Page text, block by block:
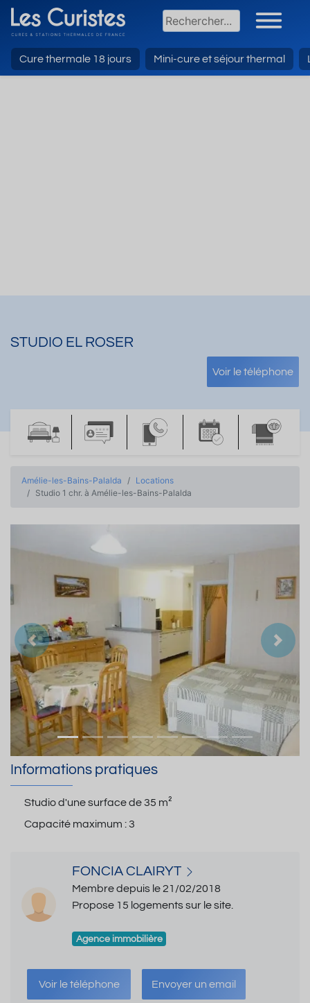
Cure thermale 18 jours Mini-cure et séjour thermal
STUDIO EL ROSER
Voir le téléphone
Amélie-les-Bains-Palalda
Locations
Studio 1 chr. à Amélie-les-Bains-Palalda
Précedent
Informations pratiques
Studio d'une surface de35 m²
Capacité maximum :3
FONCIA CLAIRYT
Membre depuis le 21/02/2018
Propose 15 logements sur le site.
Agence immobilière
Voir le téléphone Envoyer un email